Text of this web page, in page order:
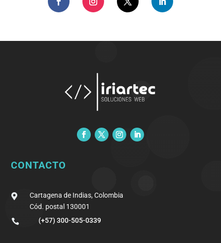
CONTACTO

Cartagena de Indias, Colombia
Cód. postal 130001

(+57) 300-505-0339